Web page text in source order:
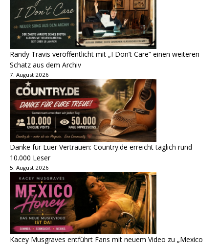
Randy Travis veröffentlicht mit „I Don’t Care“ einen weiteren
Schatz aus dem Archiv
7. August 2026
Danke für Euer Vertrauen: Country.de erreicht täglich rund
10.000 Leser
5. August 2026
Kacey Musgraves entführt Fans mit neuem Video zu „Mexico